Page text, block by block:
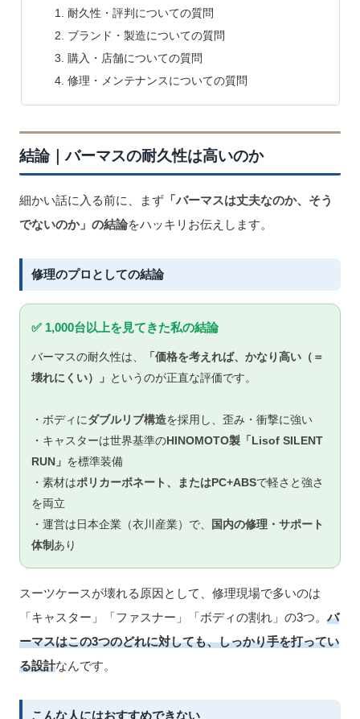
耐久性・評判についての質問
ブランド・製造についての質問
購入・店舗についての質問
修理・メンテナンスについての質問
結論｜バーマスの耐久性は高いのか
細かい話に入る前に、まず 「バーマスは丈夫なのか、そう
でないのか」の結論をハッキリお伝えします。
修理のプロとしての結論
✅ 1,000台以上を見てきた私の結論
バーマスの耐久性は、
「価格を考えれば、かなり高い（＝
壊れにくい）」 というのが正直な評価です。
・ボディにダブルリブ構造を採用し、歪み・衝撃に強い
・キャスターは世界基準の HINOMOTO製「Lisof SILENT
RUN」 を標準装備
・素材はポリカーボネート、またはPC+ABSで軽さと強さ
を両立
・運営は日本企業（衣川産業）で、
国内の修理・サポート
体制 あり
スーツケースが壊れる原因として、修理現場で多いのは
「キャスター」「ファスナー」「ボディの割れ」の3つ。 バ
ーマスはこの3つのどれに対しても、しっかり手を打ってい
る設計なんです。
こんな人にはおすすめできない